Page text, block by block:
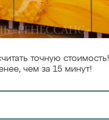
точную стоимость!
чем за 15 минут!